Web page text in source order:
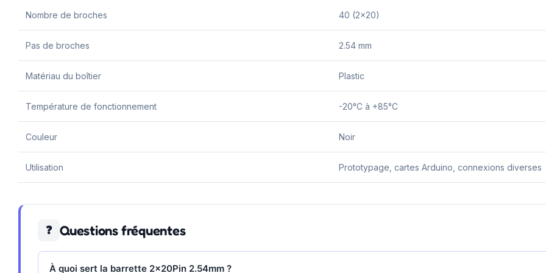
Nombre de broches 40 (2×20)
Pas de broches 2.54 mm
Matériau du boîtier Plastic
Température de fonctionnement -20°C à +85°C
Couleur Noir
Utilisation Prototypage, cartes Arduino, connexions diverses
❓ Questions fréquentes
À quoi sert la barrette 2x20Pin 2.54mm ?